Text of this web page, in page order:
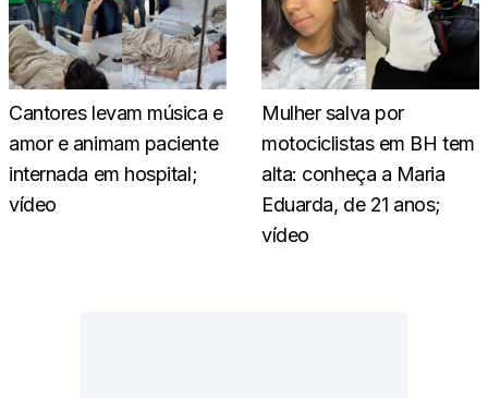
Cantores levam música e
amor e animam paciente
internada em hospital;
vídeo
Mulher salva por
motociclistas em BH tem
alta: conheça a Maria
Eduarda, de 21 anos;
vídeo